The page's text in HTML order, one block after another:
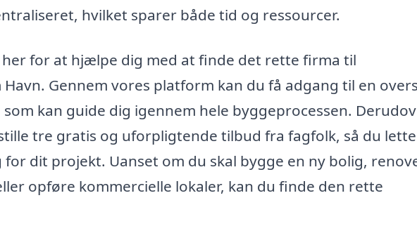
hvilket sparer både tid og ressourcer.
for at hjælpe dig med at finde det rette firma til
Gennem vores platform kan du få adgang til en
kan guide dig igennem hele byggeprocessen.
tre gratis og uforpligtende tilbud fra fagfolk, så du
dit projekt. Uanset om du skal bygge en ny bolig,
opføre kommercielle lokaler, kan du finde den rette